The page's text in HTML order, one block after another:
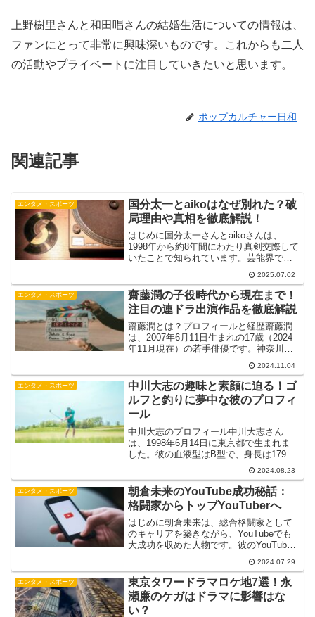
上野樹里さんと和田唱さんの結婚生活についての情報は、
ファンにとって非常に興味深いものです。これからも二人
の活動やプライベートに注目していきたいと思います。
ポップカルチャー日和
関連記事
エンタメ・スポーツ
国分太一とaikoはなぜ別れた？破
局理由や真相を徹底解説！
はじめに国分太一さんとaikoさんは、
1998年から約8年間にわたり真剣交際して
いたことで知られています。芸能界でも
珍しい“公開恋愛”を経て、多くのファンが
2人の結婚を期待していました。しかし、
2006年に破局が報じられ、世間に大きな
衝撃を...
2025.07.02
エンタメ・スポーツ
齋藤潤の子役時代から現在まで！
注目の連ドラ出演作品を徹底解説
齋藤潤とは？プロフィールと経歴齋藤潤
は、2007年6月11日生まれの17歳（2024
年11月現在）の若手俳優です。神奈川県
出身で、身長168cm、血液型はO型で
す。特技はサッカーとアクション、趣味
は映画鑑賞です。齋藤潤は、山﨑賢人の
出演作品...
2024.11.04
エンタメ・スポーツ
中川大志の趣味と素顔に迫る！ゴ
ルフと釣りに夢中な彼のプロフィ
ール
中川大志のプロフィール中川大志さん
は、1998年6月14日に東京都で生まれま
した。彼の血液型はB型で、身長は179cm
です。彼は幼少期からその才能を発揮
し、10歳の時にスカウトされて芸能界入
りを果たしました。その後、数々のドラ
マや映画に出演...
2024.08.23
エンタメ・スポーツ
朝倉未来のYouTube成功秘話：
格闘家からトップYouTuberへ
はじめに朝倉未来は、総合格闘家として
のキャリアを築きながら、YouTubeでも
大成功を収めた人物です。彼のYouTube
チャンネル「朝倉未来 Mikuru Asakura」
は、格闘技ファンのみならず、多くの視
聴者に支持されています。この記事...
2024.07.29
エンタメ・スポーツ
東京タワードラマロケ地7選！永
瀬廉のケガはドラマに影響はな
い？